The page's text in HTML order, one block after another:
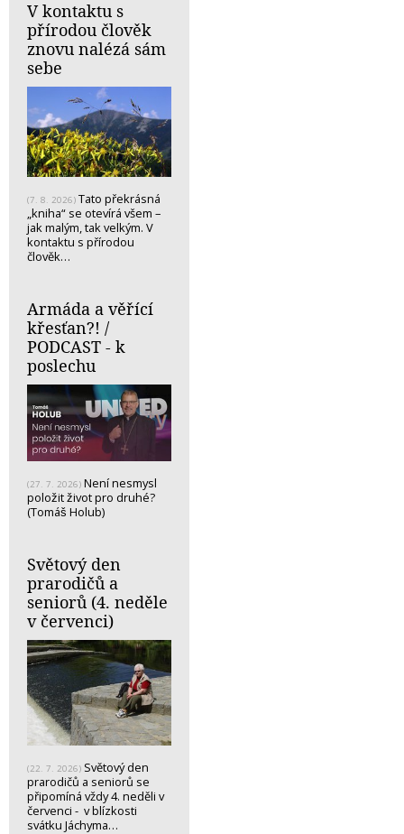
V kontaktu s
přírodou člověk
znovu nalézá sám
sebe
(7. 8. 2026) Tato překrásná
„kniha“ se otevírá všem –
jak malým, tak velkým. V
kontaktu s přírodou
člověk…
Armáda a věřící
křesťan?! /
PODCAST - k
poslechu
(27. 7. 2026) Není nesmysl
položit život pro druhé?
(Tomáš Holub)
Světový den
prarodičů a
seniorů (4. neděle
v červenci)
(22. 7. 2026) Světový den
prarodičů a seniorů se
připomíná vždy 4. neděli v
červenci - v blízkosti
svátku Jáchyma…